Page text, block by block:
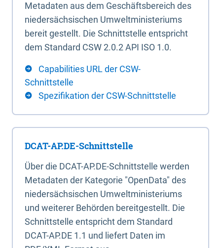
Metadaten aus dem Geschäftsbereich des
niedersächsischen Umweltministeriums
bereit gestellt. Die Schnittstelle entspricht
dem Standard CSW 2.0.2 API ISO 1.0.
Capabilities URL der CSW-
Schnittstelle
Spezifikation der CSW-Schnittstelle
DCAT-AP.DE-Schnittstelle
Über die DCAT-AP.DE-Schnittstelle werden
Metadaten der Kategorie "OpenData" des
niedersächsischen Umweltministeriums
und weiterer Behörden bereitgestellt. Die
Schnittstelle entspricht dem Standard
DCAT-AP.DE 1.1 und liefert Daten im